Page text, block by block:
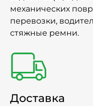
механических
перевозки,
стяжные ремни.
Доставка